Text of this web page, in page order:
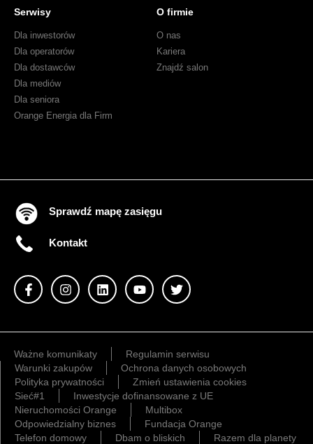
Serwisy
Dla inwestorów
Dla operatorów
Dla dostawców
Dla mediów
Dla seniora
Orange Energia dla Firm
O firmie
O nas
Kariera
Znajdź salon
Sprawdź mapę zasięgu
Kontakt
Ważne komunikaty
Regulamin serwisu
Warunki zakupów
Ochrona danych osobowych
Polityka prywatności
Zmień ustawienia cookies
Sieć#1
Inwestycje dofinansowane z UE
Nieruchomości Orange
Multibox
Odpowiedzialny biznes
Fundacja Orange
Telefon domowy
Dbam o bliskich Razem dla planety